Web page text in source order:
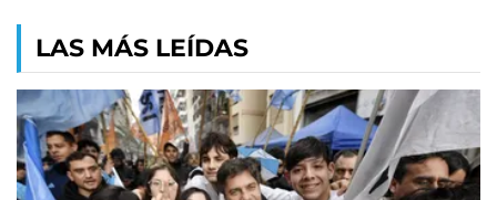
LAS MÁS LEÍDAS